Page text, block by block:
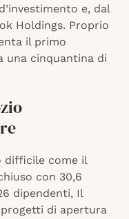
e, dal
Holdings. Proprio
il primo
una cinquantina di
difficile come il
con 30,6
dipendenti, Il
progetti di apertura